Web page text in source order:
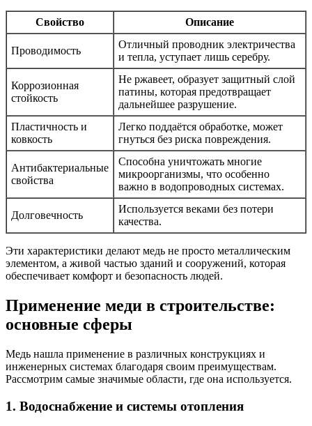
Свойство Описание
Проводимость
Отличный проводник электричества
и тепла, уступает лишь серебру.
Коррозионная
стойкость
Не ржавеет, образует защитный слой
патины, которая предотвращает
дальнейшее разрушение.
Пластичность и
ковкость
Легко поддаётся обработке, может
гнуться без риска повреждения.
Антибактериальные
свойства
Способна уничтожать многие
микроорганизмы, что особенно
важно в водопроводных системах.
Долговечность
Используется веками без потери
качества.
Эти характеристики делают медь не просто металлическим
элементом, а живой частью зданий и сооружений, которая
обеспечивает комфорт и безопасность людей.
Применение меди в строительстве:
основные сферы
Медь нашла применение в различных конструкциях и
инженерных системах благодаря своим преимуществам.
Рассмотрим самые значимые области, где она используется.
1. Водоснабжение и системы отопления